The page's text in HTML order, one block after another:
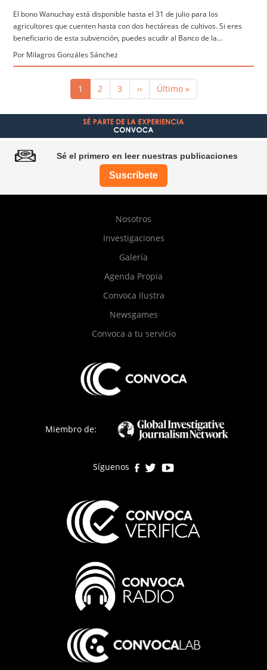
El bono Wanuchay está disponible hasta el 31 de julio para los
agricultores que cuenten hasta con dos hectáreas de cultivos. Si eres
beneficiario de esta subvención, puedes acudir al Banco de la...
Por Milagros Gonzáles Sánchez
Página
actual
1 Página
2 Página
3
Siguiente
página
››
Última
página
Último »
Sé el primero en leer nuestras publicaciones
Suscríbete
Nosotros
Investigaciones
Galería
Agenda Propia
Convoca Ilustra
Newsgames
Convoca a tu servicio
Miembro de:
Síguenos